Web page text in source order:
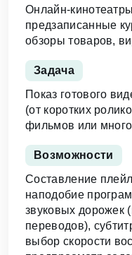
Онлайн-
предзаписанные
обзоры товаров,
Задача
Показ готового
(от коротких
фильмов или
Возможности
Составление
наподобие
звуковых дорожек
переводов),
выбор скорости